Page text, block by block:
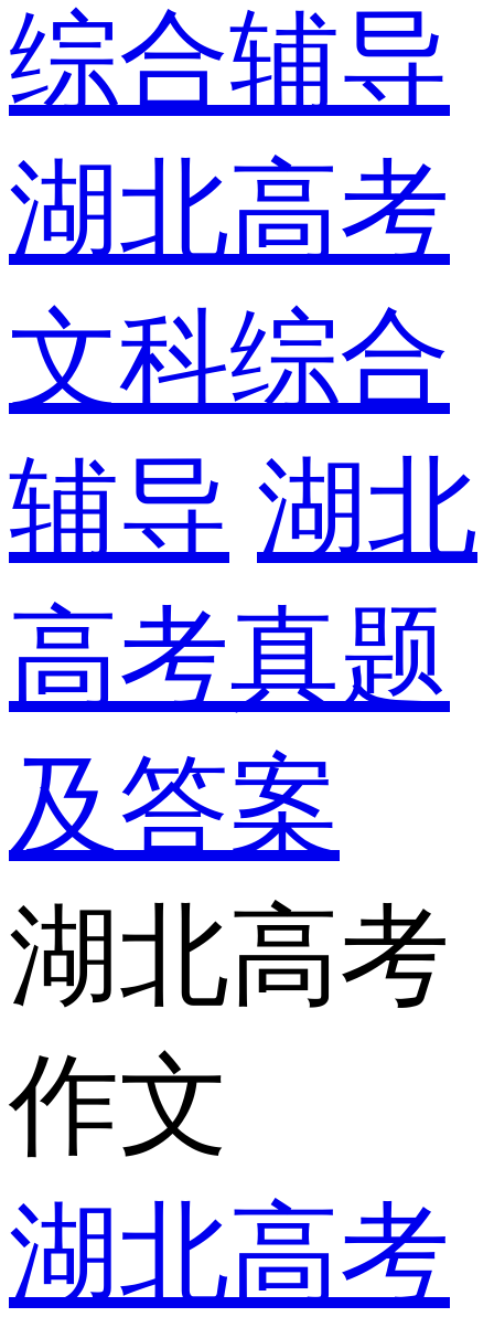
综合辅导
湖北高考
文科综合
辅导 湖北
高考真题
及答案
湖北高考
作文
湖北高考